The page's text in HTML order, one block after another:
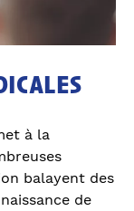
à la
balayent des
de